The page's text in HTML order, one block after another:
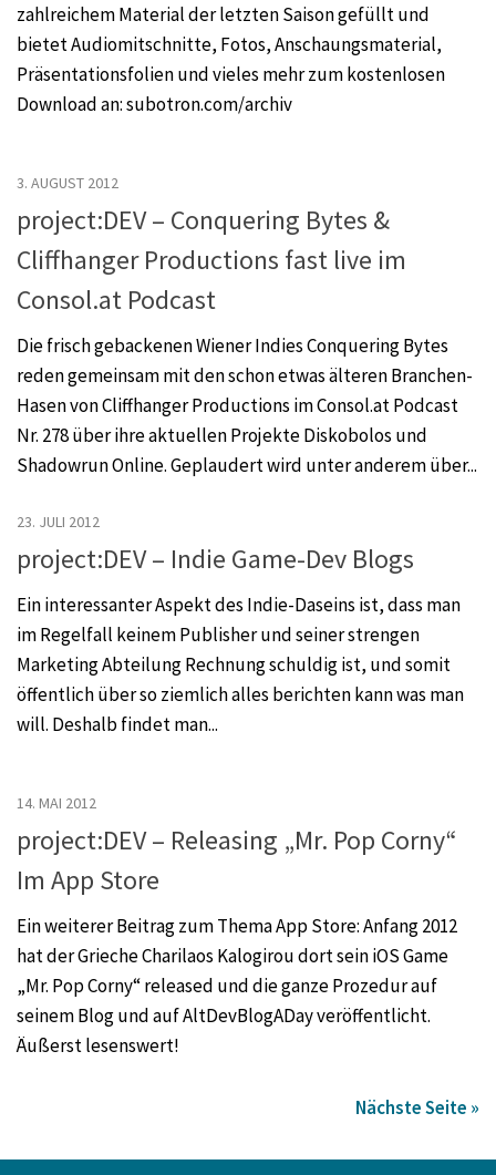
zahlreichem Material der letzten Saison gefüllt und
bietet Audiomitschnitte, Fotos, Anschaungsmaterial,
Präsentationsfolien und vieles mehr zum kostenlosen
Download an: subotron.com/archiv
3. AUGUST 2012
project:DEV – Conquering Bytes &
Cliffhanger Productions fast live im
Consol.at Podcast
Die frisch gebackenen Wiener Indies Conquering Bytes
reden gemeinsam mit den schon etwas älteren Branchen-
Hasen von Cliffhanger Productions im Consol.at Podcast
Nr. 278 über ihre aktuellen Projekte Diskobolos und
Shadowrun Online. Geplaudert wird unter anderem über...
23. JULI 2012
project:DEV – Indie Game-Dev Blogs
Ein interessanter Aspekt des Indie-Daseins ist, dass man
im Regelfall keinem Publisher und seiner strengen
Marketing Abteilung Rechnung schuldig ist, und somit
öffentlich über so ziemlich alles berichten kann was man
will. Deshalb findet man...
14. MAI 2012
project:DEV – Releasing „Mr. Pop Corny“
Im App Store
Ein weiterer Beitrag zum Thema App Store: Anfang 2012
hat der Grieche Charilaos Kalogirou dort sein iOS Game
„Mr. Pop Corny“ released und die ganze Prozedur auf
seinem Blog und auf AltDevBlogADay veröffentlicht.
Äußerst lesenswert!
Nächste Seite »